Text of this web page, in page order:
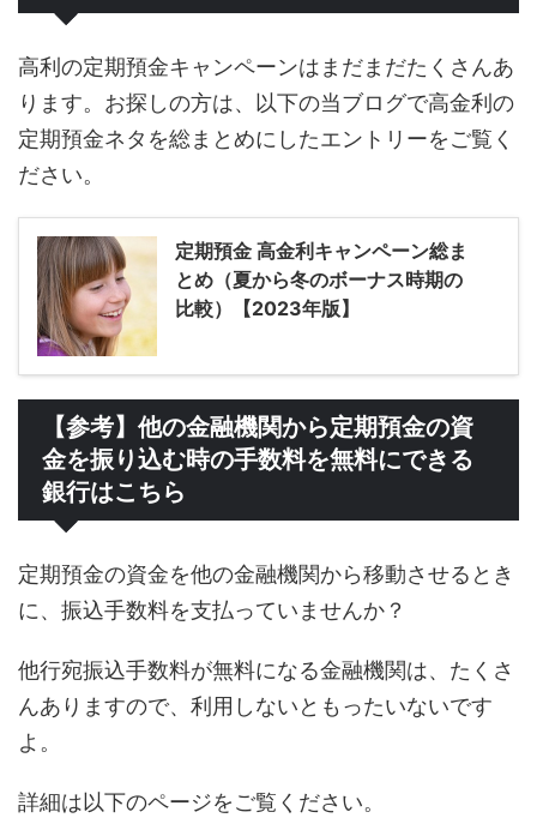
高利の定期預金キャンペーンはまだまだたくさんあ
ります。お探しの方は、以下の当ブログで高金利の
定期預金ネタを総まとめにしたエントリーをご覧く
ださい。
定期預金 高金利キャンペーン総ま
とめ（夏から冬のボーナス時期の
比較）【2023年版】
【参考】他の金融機関から定期預金の資
金を振り込む時の手数料を無料にできる
銀行はこちら
定期預金の資金を他の金融機関から移動させるとき
に、振込手数料を支払っていませんか？
他行宛振込手数料が無料になる金融機関は、たくさ
んありますので、利用しないともったいないです
よ。
詳細は以下のページをご覧ください。